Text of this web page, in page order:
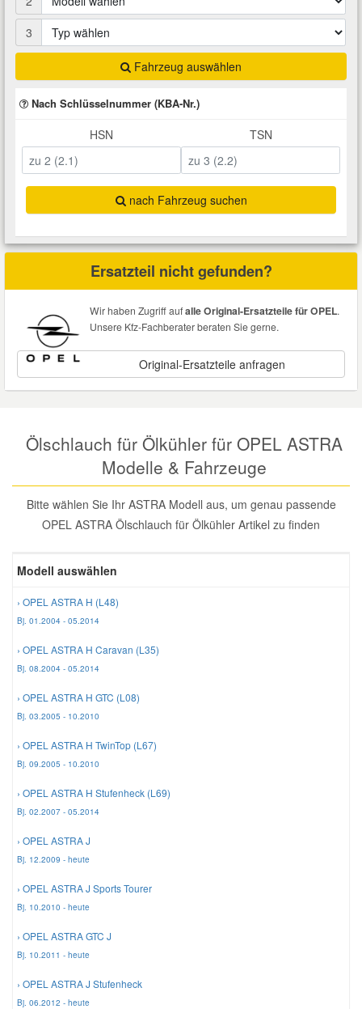
3
Fahrzeug auswählen
Nach Schlüsselnummer (KBA-Nr.)
HSN TSN
nach Fahrzeug suchen
Ersatzteil nicht gefunden?
Wir haben Zugriff aufalle Original-Ersatzteile für OPEL.
Unsere Kfz-Fachberater beraten Sie gerne.
Original-Ersatzteile anfragen
Ölschlauch für Ölkühler für OPEL ASTRA
Modelle & Fahrzeuge
Bitte wählen Sie Ihr ASTRA Modell aus, um genau passende
OPEL ASTRA Ölschlauch für Ölkühler Artikel zu finden
Modell auswählen
› OPEL ASTRA H (L48)
Bj. 01.2004 - 05.2014
› OPEL ASTRA H Caravan (L35)
Bj. 08.2004 - 05.2014
› OPEL ASTRA H GTC (L08)
Bj. 03.2005 - 10.2010
› OPEL ASTRA H TwinTop (L67)
Bj. 09.2005 - 10.2010
› OPEL ASTRA H Stufenheck (L69)
Bj. 02.2007 - 05.2014
› OPEL ASTRA J
Bj. 12.2009 - heute
› OPEL ASTRA J Sports Tourer
Bj. 10.2010 - heute
› OPEL ASTRA GTC J
Bj. 10.2011 - heute
› OPEL ASTRA J Stufenheck
Bj. 06.2012 - heute
Heizung und Klimaanlage
Kraftstoffsystem
Kühlung
Lenkung
Innenausstattung
Karosserieteile
Räder und Reifen
Riementrieb
Zündanlage und Glühanlage
Montage
Rostlöser
Scheibenkleber
Schmiermittel
Total Motoröle
Druckluft Werkzeuge
Fahrwerk Werkzeuge
Halterung Abgasstrang
Handwerkzeuge
Kfz Spezialwerkzeuge
Leitungsverbinder
Motortechnik Werkzeuge
Prüf- und Messwerkzeuge
Reparatur-Zubehör
Karosserie Werkzeug
Glühlampen
Kofferraumwanne
Ladetechnik für Elektroautos
Marderschutz
Nachrüstwischer
Pannenhilfe
Reifen Zubehör
Schlüsselgehäuse
Winter-Autozubehör
VW Ersatzteile
Abarth Ersatzteile
Alfa Romeo Ersatzteile
Audi Ersatzteile
BMW Ersatzteile
Chevrolet Ersatzteile
Cupra Ersatzteile
Daewoo Ersatzteile
Daihatsu Ersatzteile
Dodge Ersatzteile
Honda Ersatzteile
Hyundai Ersatzteile
Jeep Ersatzteile
Kia Ersatzteile
Lancia Ersatzteile
Mazda Ersatzteile
Mercedes Ersatzteile
Mini Ersatzteile
Mitsubishi Ersatzteile
Nissan Ersatzteile
Porsche Ersatzteile